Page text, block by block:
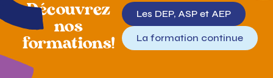
Découvrez
nos
formations!
Les DEP, ASP et AEP
La formation continue